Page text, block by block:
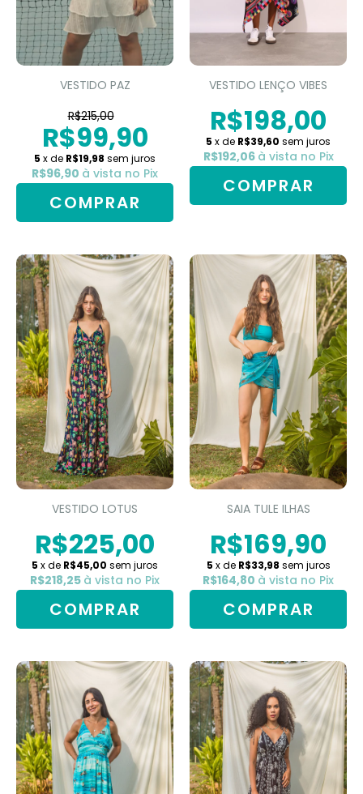
VESTIDO PAZ
R$215,00
R$99,90
5 x de R$19,98 sem juros
R$96,90 à vista no Pix
COMPRAR
VESTIDO LENÇO VIBES
R$198,00
5 x de R$39,60 sem juros
R$192,06 à vista no Pix
COMPRAR
VESTIDO LOTUS
R$225,00
5 x de R$45,00 sem juros
R$218,25 à vista no Pix
COMPRAR
SAIA TULE ILHAS
R$169,90
5 x de R$33,98 sem juros
R$164,80 à vista no Pix
COMPRAR